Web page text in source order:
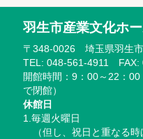
羽生市産業文化ホ
〒348-0026 埼玉県羽生
TEL: 048-561-4911 FAX:
開館時間：9：00～22：
で閉館）
休館日
1.毎週火曜日
（但し、祝日と重なる時